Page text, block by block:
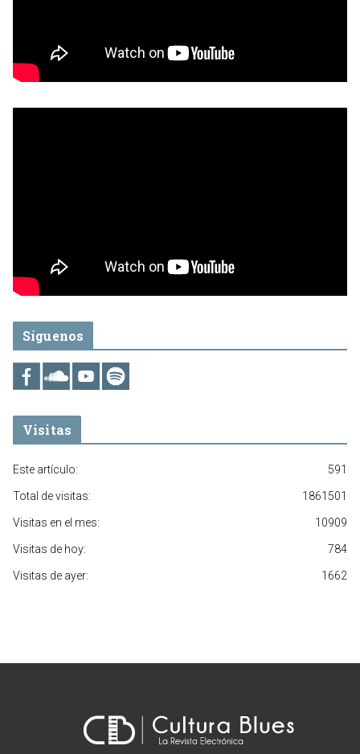
Síguenos
Visitas
591
Este artículo:
1861501
Total de visitas:
10909
Visitas en el mes:
784
Visitas de hoy:
1662
Visitas de ayer: